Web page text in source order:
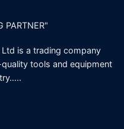
PARTNER"
Ltd is a trading company
tools and equipment